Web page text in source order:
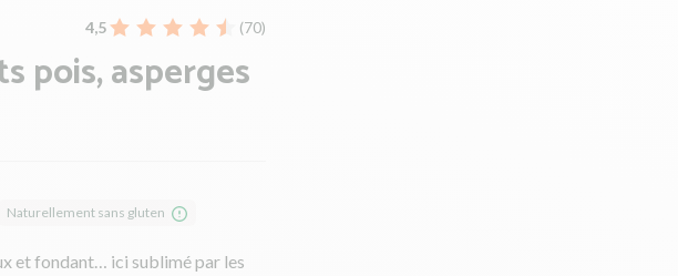
4,5 (70)
pois, asperges
Naturellement sans gluten
et fondant… ici sublimé par les